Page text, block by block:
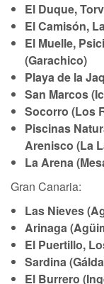
El Duque,
El Camisón,
El Muelle,
(Garachico)
Playa de la
San Marcos
Socorro (Los
Piscinas
Arenisco (La
La Arena
Gran Canaria:
Las Nieves
Arinaga
El Puertillo,
Sardina
El Burrero